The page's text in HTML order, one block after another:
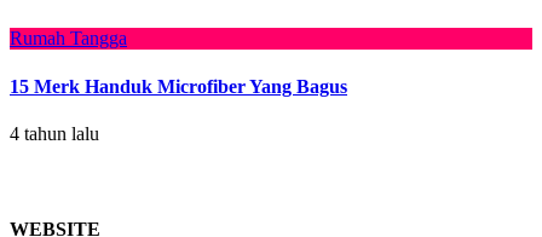
Rumah Tangga
15 Merk Handuk Microfiber Yang Bagus
4 tahun lalu
WEBSITE